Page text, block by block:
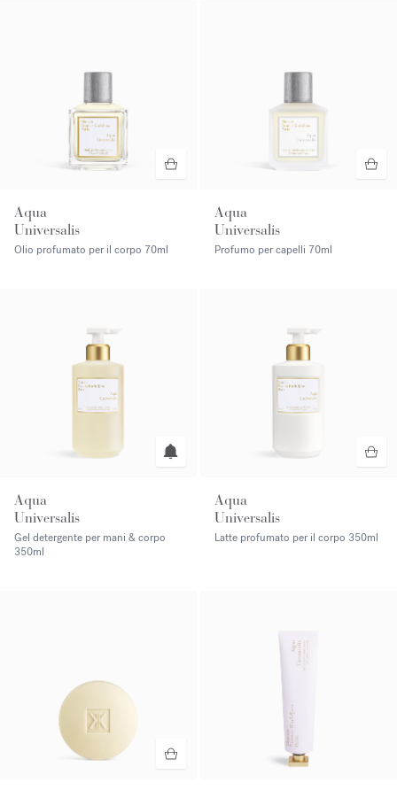
Aqua
Universalis
Olio profumato per il corpo 70ml
Aqua
Universalis
Profumo per capelli 70ml
Aqua
Universalis
Gel detergente per mani & corpo
350ml
Aqua
Universalis
Latte profumato per il corpo 350ml